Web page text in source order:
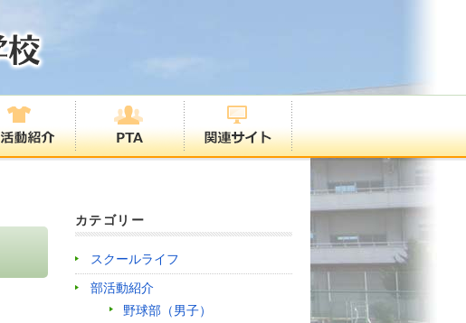
カテゴリー
スクールライフ
部活動紹介
野球部（男子）